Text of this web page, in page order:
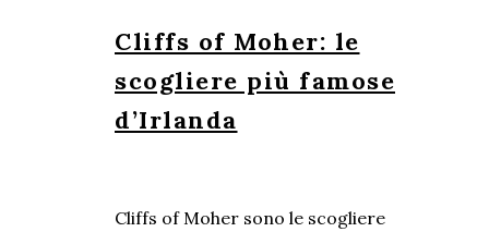
Cliffs of Moher: le
scogliere più famose
d’Irlanda
Cliffs of Moher sono le scogliere